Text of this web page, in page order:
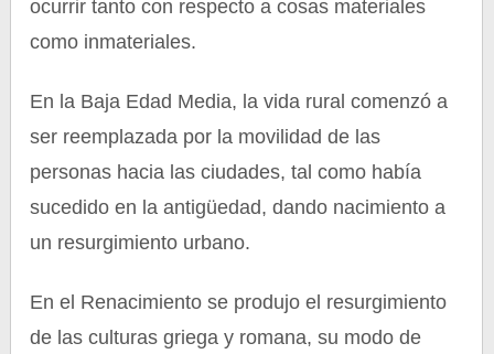
ocurrir tanto con respecto a cosas materiales
como inmateriales.
En la Baja Edad Media, la vida rural comenzó a
ser reemplazada por la movilidad de las
personas hacia las ciudades, tal como había
sucedido en la antigüedad, dando nacimiento a
un resurgimiento urbano.
En el Renacimiento se produjo el resurgimiento
de las culturas griega y romana, su modo de